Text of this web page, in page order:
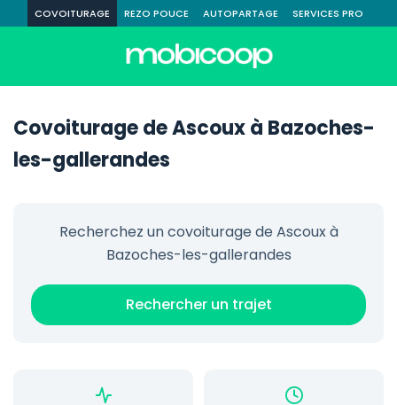
COVOITURAGE REZO POUCE AUTOPARTAGE SERVICES PRO
Covoiturage de Ascoux à Bazoches-
les-gallerandes
Recherchez un covoiturage de Ascoux à
Bazoches-les-gallerandes
Rechercher un trajet